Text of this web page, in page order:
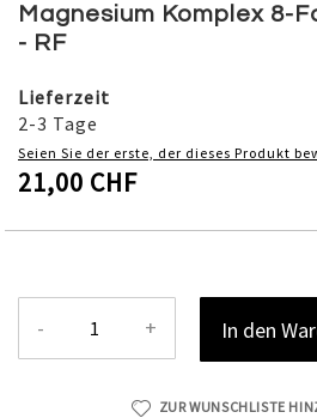
to
the
of
the
images
gallery
Magnesium Komplex 8-
- RF
Lieferzeit
2-3 Tage
Seien Sie der erste, der dieses Produkt
21,00 CHF
- + In den
ZUR WUNSCHLISTE